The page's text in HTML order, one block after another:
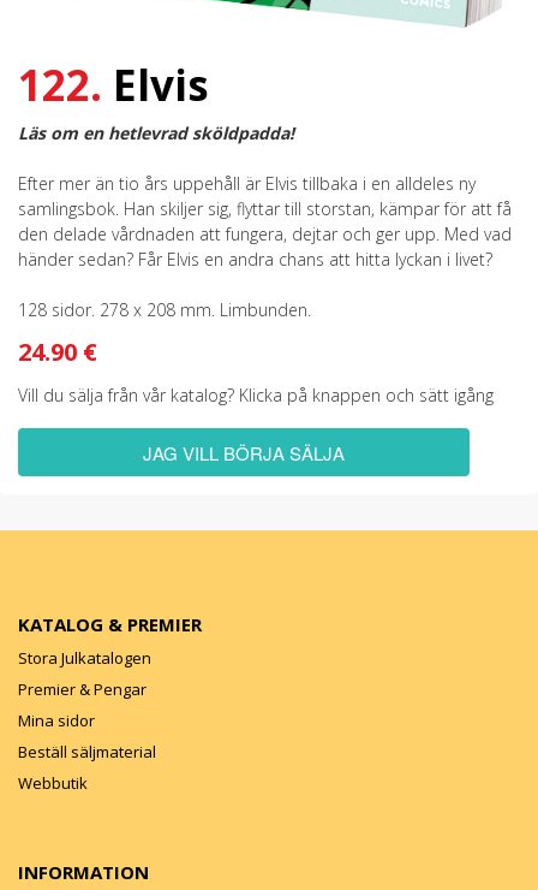
122. Elvis
Läs om en hetlevrad sköldpadda!
Efter mer än tio års uppehåll är Elvis tillbaka i en alldeles ny
samlingsbok. Han skiljer sig, flyttar till storstan, kämpar för att få
den delade vårdnaden att fungera, dejtar och ger upp. Med vad
händer sedan? Får Elvis en andra chans att hitta lyckan i livet?
128 sidor. 278 x 208 mm. Limbunden.
24.90 €
Vill du sälja från vår katalog? Klicka på knappen och sätt igång
JAG VILL BÖRJA SÄLJA
KATALOG & PREMIER
Stora Julkatalogen
Premier & Pengar
Mina sidor
Beställ säljmaterial
Webbutik
INFORMATION